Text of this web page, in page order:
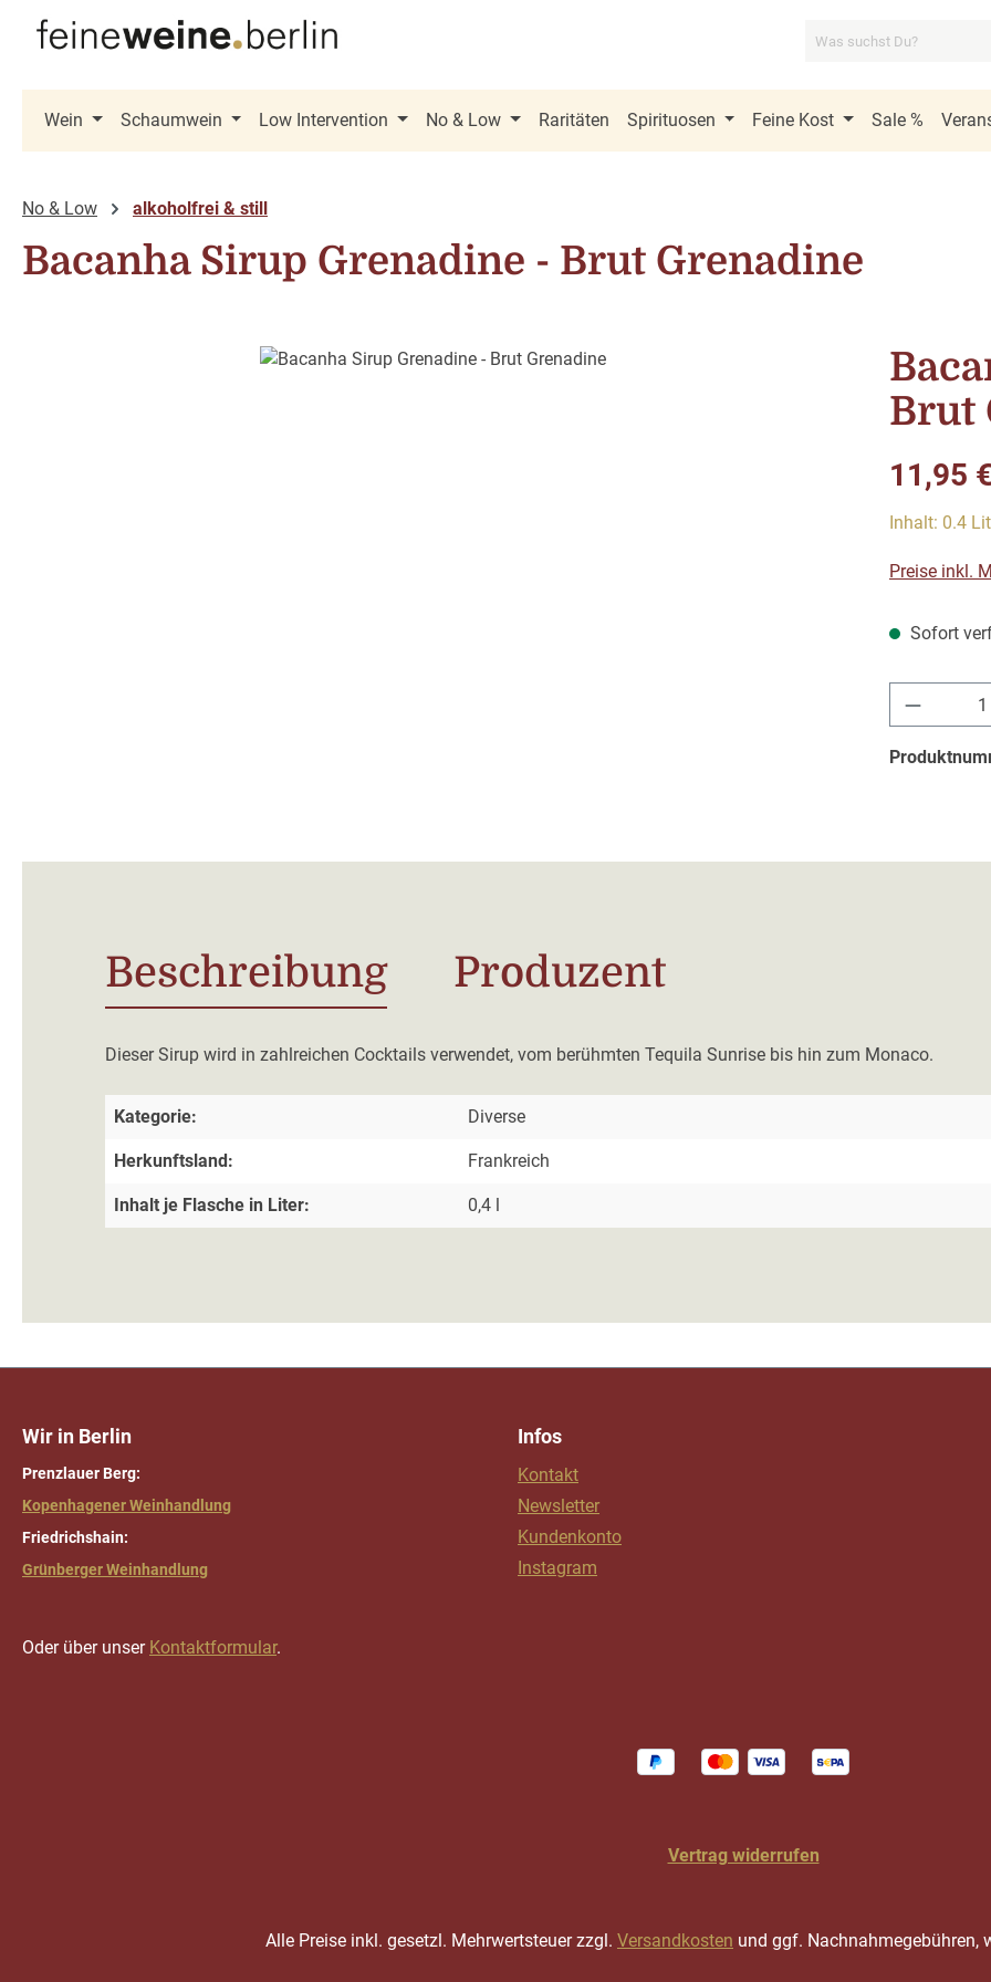
Hauptinhalt springen
Zur Suche springen
Zur Hauptnavigation springen
Wein Schaumwein Low Intervention No & Low Raritäten Spirituosen Feine Kost Sale %
No & Low alkoholfrei & still
Bacanha Sirup Grenadine - Brut Grenadine
Brut
Regulärer
11,95 €
Inhalt: 0.4
Preise inkl.
Sofort
Beschreibung Produzent
Dieser Sirup wird in zahlreichen Cocktails verwendet, vom berühmten Tequila Sunrise bis hin zum Monaco.
Kategorie: Diverse
Herkunftsland: Frankreich
Inhalt je Flasche in Liter: 0,4 l
Wir in Berlin
Prenzlauer Berg:
Kopenhagener Weinhandlung
Friedrichshain:
Grünberger Weinhandlung
Oder über unser Kontaktformular.
Infos
Kontakt
Newsletter
Kundenkonto
Instagram
Vertrag widerrufen
Alle Preise inkl. gesetzl. Mehrwertsteuer zzgl. Versandkosten und ggf. Nachnahmegebühren,